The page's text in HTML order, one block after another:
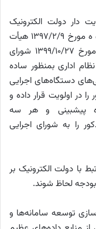
دار دولت الکترونیک
موضوع تصویب نامه شماره ۱۲۱۷۶ ت ۵۵۲۸۵ ه مورخ ۱۳۹۷/۲/۹ هیأت
وزیران ضمن رعایت مصوبه شماره ۳۸۶۰۵۹ مورخ ۱۳۹۹/۱۰/۲۷ شورای
اداری بمنظور ساده
دستگاه‌های اجرایی
در اولویت قرار داده و
پیشبینی و هر سه
را به شورای اجرایی
دولت الکترونیک بر
لحاظ شوند.
توسعه سامانه‌ها و